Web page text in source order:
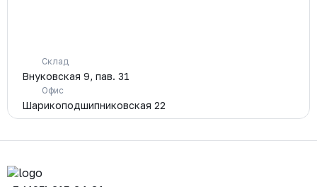
Склад
Внуковская 9, пав. 31
Офис
Шарикоподшипниковская 22